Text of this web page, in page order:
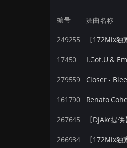
编号 舞曲名称
249255 【172Mix
17450 I.Got.U &
279559 Closer -
161790 Renato
267645 【DjAkc提
266934 【172Mix